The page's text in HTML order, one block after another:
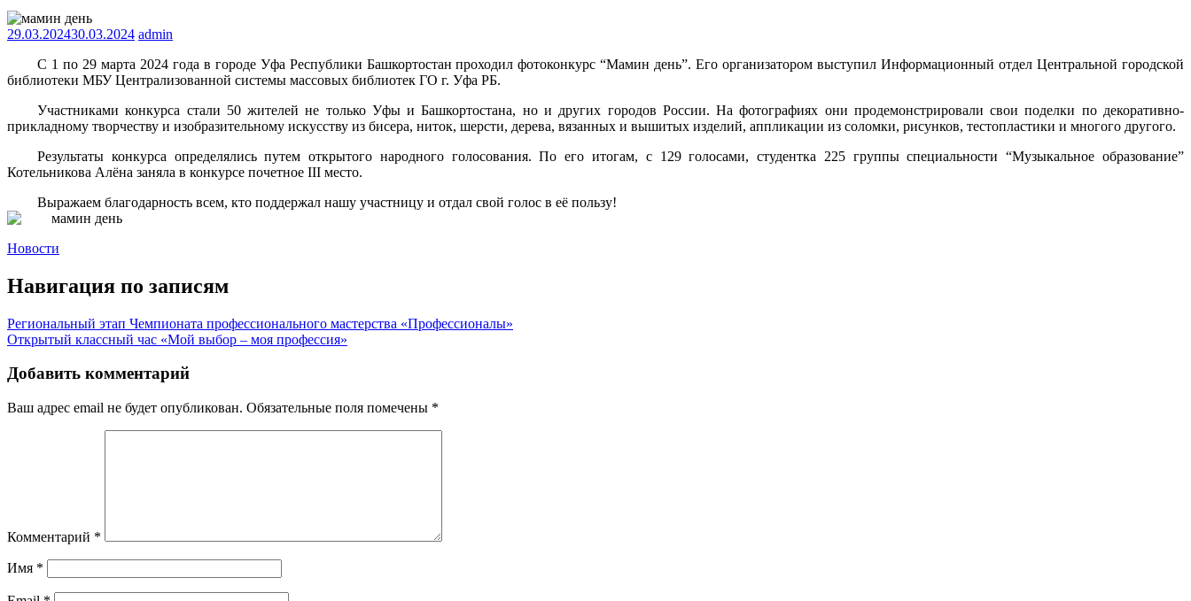
29.03.202430.03.2024 admin
С 1 по 29 марта 2024 года в городе Уфа Республики Башкортостан проходил фотоконкурс “Мамин день”. Его организатором выступил Информационный отдел Центральной городской
библиотеки МБУ Централизованной системы массовых библиотек ГО г. Уфа РБ.
Участниками конкурса стали 50 жителей не только Уфы и Башкортостана, но и других городов России. На фотографиях они продемонстрировали свои поделки по декоративно-
прикладному творчеству и изобразительному искусству из бисера, ниток, шерсти, дерева, вязанных и вышитых изделий, аппликации из соломки, рисунков, тестопластики и многого другого.
Результаты конкурса определялись путем открытого народного голосования. По его итогам, с 129 голосами, студентка 225 группы специальности “Музыкальное образование”
Котельникова Алёна заняла в конкурсе почетное III место.
Выражаем благодарность всем, кто поддержал нашу участницу и отдал свой голос в её пользу!
Новости
Навигация по записям
Региональный этап Чемпионата профессионального мастерства «Профессионалы»
Открытый классный час «Мой выбор – моя профессия»
Добавить комментарий
Ваш адрес email не будет опубликован. Обязательные поля помечены *
Комментарий *
Имя *